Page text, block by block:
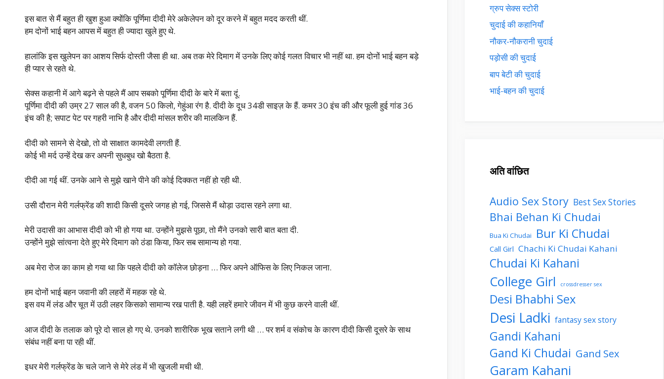
इस बात से मैं बहुत ही खुश हुआ क्योंकि पूर्णिमा दीदी मेरे अकेलेपन को दूर करने में बहुत मदद करती थीं.
हम दोनों भाई बहन आपस में बहुत ही ज्यादा खुले हुए थे.
हालांकि इस खुलेपन का आशय सिर्फ दोस्ती जैसा ही था. अब तक मेरे दिमाग में उनके लिए कोई गलत विचार भी नहीं था. हम दोनों भाई बहन बड़े
ही प्यार से रहते थे.
सेक्स कहानी में आगे बढ़ने से पहले मैं आप सबको पूर्णिमा दीदी के बारे में बता दूं.
पूर्णिमा दीदी की उम्र 27 साल की है, वजन 50 किलो, गेहुंआ रंग है. दीदी के दूध 34डी साइज़ के हैं. कमर 30 इंच की और फूली हुई गांड 36
इंच की है; सपाट पेट पर गहरी नाभि है और दीदी मांसल शरीर की मालकिन हैं.
दीदी को सामने से देखो, तो वो साक्षात कामदेवी लगती हैं.
कोई भी मर्द उन्हें देख कर अपनी सुधबुध खो बैठता है.
दीदी आ गई थीं. उनके आने से मुझे खाने पीने की कोई दिक्कत नहीं हो रही थी.
उसी दौरान मेरी गर्लफ्रेंड की शादी किसी दूसरे जगह हो गई, जिससे मैं थोड़ा उदास रहने लगा था.
मेरी उदासी का आभास दीदी को भी हो गया था. उन्होंने मुझसे पूछा, तो मैंने उनको सारी बात बता दी.
उन्होंने मुझे सांत्वना देते हुए मेरे दिमाग को ठंडा किया, फिर सब सामान्य हो गया.
अब मेरा रोज का काम हो गया था कि पहले दीदी को कॉलेज छोड़ना … फिर अपने ऑफिस के लिए निकल जाना.
हम दोनों भाई बहन जवानी की लहरों में महक रहे थे.
इस वय में लंड और चूत में उठी लहर किसको सामान्य रख पाती है. यही लहरें हमारे जीवन में भी कुछ करने वाली थीं.
आज दीदी के तलाक को पूरे दो साल हो गए थे. उनको शारीरिक भूख सताने लगी थी … पर शर्म व संकोच के कारण दीदी किसी दूसरे के साथ
संबंध नहीं बना पा रही थीं.
इधर मेरी गर्लफ्रेंड के चले जाने से मेरे लंड में भी खुजली मची थी.
ग्रुप सेक्स स्टोरी
चुदाई की कहानियाँ
नौकर-नौकरानी चुदाई
पड़ोसी की चुदाई
बाप बेटी की चुदाई
भाई-बहन की चुदाई
अति वांछित
Audio Sex Story Best Sex Stories
Bhai Behan Ki Chudai
Bua Ki Chudai Bur Ki Chudai
Call Girl Chachi Ki Chudai Kahani
Chudai Ki Kahani
College Girl crossdresser sex
Desi Bhabhi Sex
Desi Ladki fantasy sex story
Gandi Kahani
Gand Ki Chudai Gand Sex
Garam Kahani